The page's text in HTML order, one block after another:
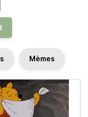
Mèmes